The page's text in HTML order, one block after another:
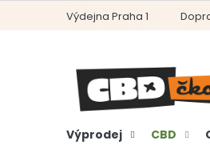
Výdejna Praha 1
Výprodej CBD